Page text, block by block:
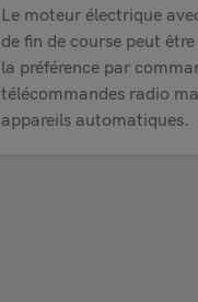
Le moteur électrique
de fin de course peut
la préférence par
télécommandes radio
appareils automatiques.